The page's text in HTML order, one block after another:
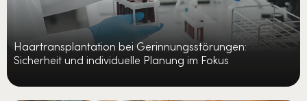
Haartransplantation bei Gerinnungsstörungen:
Sicherheit und individuelle Planung im Fokus